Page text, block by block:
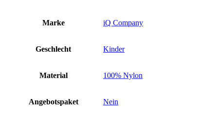
Marke iQ Company
Geschlecht Kinder
Material 100% Nylon
Angebotspaket Nein